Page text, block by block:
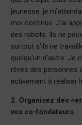
jeunesse, je
moi continue. J’ai
des robots. Ils ne
surtout s’ils ne
quelqu’un d’autre.
rêves des personnes
activement à réaliser
2. Organisez des
vos co-fondateurs.